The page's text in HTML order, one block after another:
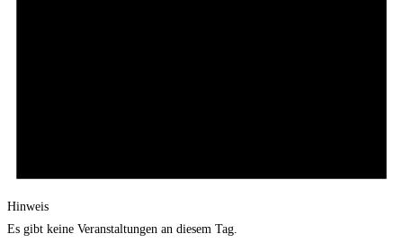
Hinweis
Es gibt keine Veranstaltungen an diesem Tag.